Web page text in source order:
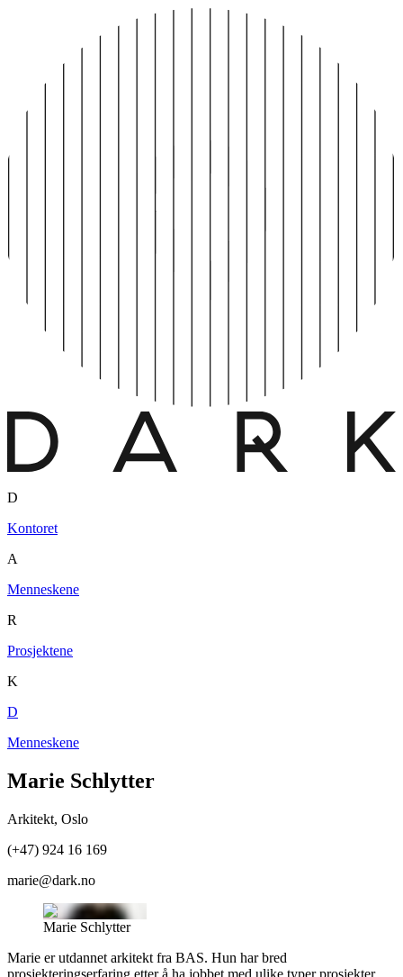
D
Kontoret
A
Menneskene
R
Prosjektene
K
D
Menneskene
Marie Schlytter
Arkitekt, Oslo
(+47) 924 16 169
marie@dark.no
Marie Schlytter
Marie er utdannet arkitekt fra BAS. Hun har bred
prosjekteringserfaring etter å ha jobbet med ulike typer prosjekter